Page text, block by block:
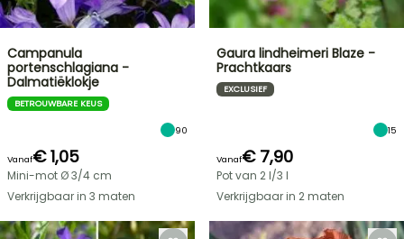
Campanula
portenschlagiana -
Dalmatiëklokje
BETROUWBARE KEUS
90
Vanaf€ 1,05
Mini-mot Ø 3/4 cm
Verkrijgbaar in 3 maten
Gaura lindheimeri Blaze -
Prachtkaars
EXCLUSIEF
15
Vanaf€ 7,90
Pot van 2 l/3 l
Verkrijgbaar in 2 maten